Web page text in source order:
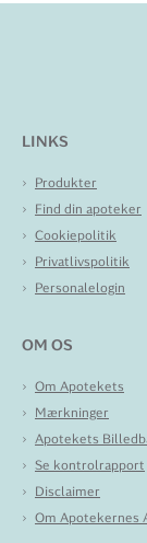
LINKS
Produkter
Find din apoteker
Cookiepolitik
Privatlivspolitik
Personalelogin
OM OS
Om Apotekets
Mærkninger
Apotekets
Se kontrolrapport
Disclaimer
Om Apotekernes